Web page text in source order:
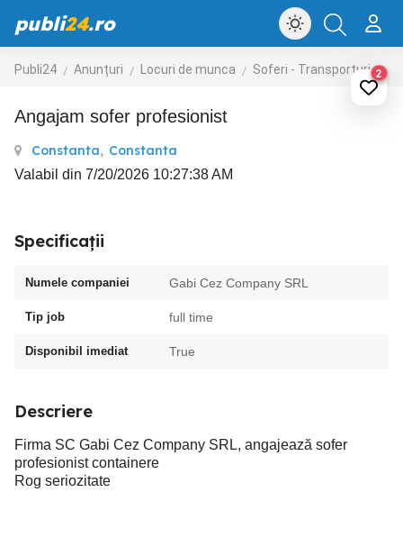
publi24.ro
Publi24 Anunțuri Locuri de munca Soferi - Transporturi 2
Angajam sofer profesionist
Constanta, Constanta
Valabil din 7/20/2026 10:27:38 AM
Specificații
Numele companiei Gabi Cez Company SRL
Tip job full time
Disponibil imediat True
Descriere
Firma SC Gabi Cez Company SRL, angajează sofer
profesionist containere
Rog seriozitate